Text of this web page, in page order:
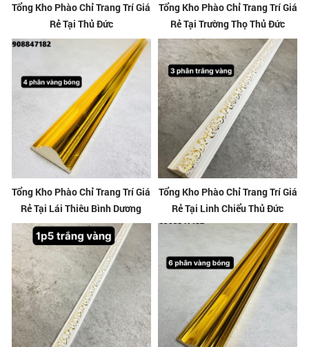
Tổng Kho Phào Chỉ Trang Trí Giá
Rẻ Tại Thủ Đức
Tổng Kho Phào Chỉ Trang Trí Giá
Rẻ Tại Trường Thọ Thủ Đức
Tổng Kho Phào Chỉ Trang Trí Giá
Rẻ Tại Lái Thiêu Bình Dương
Tổng Kho Phào Chỉ Trang Trí Giá
Rẻ Tại Linh Chiểu Thủ Đức